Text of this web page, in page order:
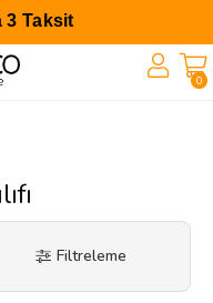
3 Taksit
0
Filtreleme